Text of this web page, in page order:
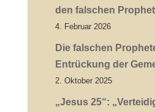
den falschen
4. Februar 2026
Die falschen
Entrückung der
2. Oktober 2025
„Jesus 25“: